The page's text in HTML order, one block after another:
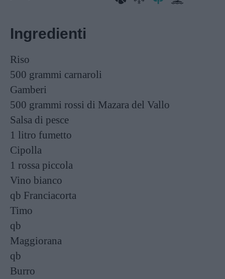
Ingredienti
Riso
500 grammi carnaroli
Gamberi
500 grammi rossi di Mazara del Vallo
Salsa di pesce
1 litro fumetto
Cipolla
1 rossa piccola
Vino bianco
qb Franciacorta
Timo
qb
Maggiorana
qb
Burro